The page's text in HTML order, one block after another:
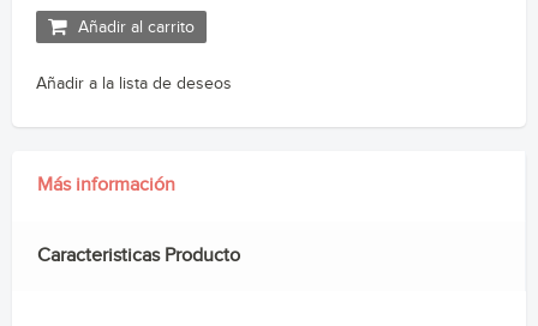
Añadir al carrito
Añadir a la lista de deseos
Más información
Caracteristicas Producto